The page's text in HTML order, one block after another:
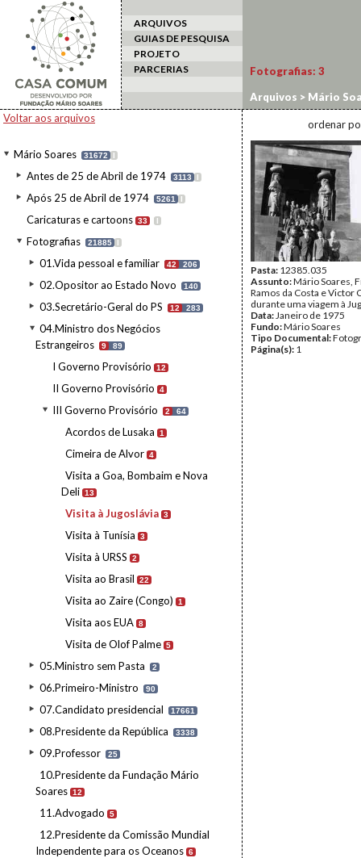
ARQUIVOS
GUIAS DE PESQUISA
PROJETO
PARCERIAS
Voltar aos arquivos
Mário Soares 31672 I
Antes de 25 de Abril de 1974 3113 I
Após 25 de Abril de 1974 5261 I
Caricaturas e cartoons 33 I
Fotografias 21885 I
01.Vida pessoal e familiar 42 206
02.Opositor ao Estado Novo 140
03.Secretário-Geral do PS 12 283
04.Ministro dos Negócios
Estrangeiros
9 89
I Governo Provisório 12
II Governo Provisório 4
III Governo Provisório 2 64
Acordos de Lusaka 1
Cimeira de Alvor 4
Visita a Goa, Bombaim e Nova
Deli 13
Visita à Jugoslávia 3
Visita à Tunísia 3
Visita à URSS 2
Visita ao Brasil 22
Visita ao Zaire (Congo) 1
Visita aos EUA 8
Visita de Olof Palme 5
05.Ministro sem Pasta 2
06.Primeiro-Ministro 90
07.Candidato presidencial 17661
08.Presidente da República 3338
09.Professor 25
10.Presidente da Fundação Mário
Soares 12
11.Advogado 5
12.Presidente da Comissão Mundial
Independente para os Oceanos 6
Fotografias: 3
Arquivos > Mário
Visita à Jugoslávia
ordenar
Pasta: 12385.035
Assunto:Mário Soares,
Ramos da Costa e Victor
durante uma viagem à
Data:Janeiro de 1975
Fundo:Mário Soares
Tipo Documental:
Página(s): 1